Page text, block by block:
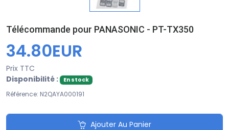
Télécommande pour PANASONIC - PT-TX350
34.80EUR
Prix TTC
Disponibilité :
En stock
Référence: N2QAYA000191
Ajouter Au Panier